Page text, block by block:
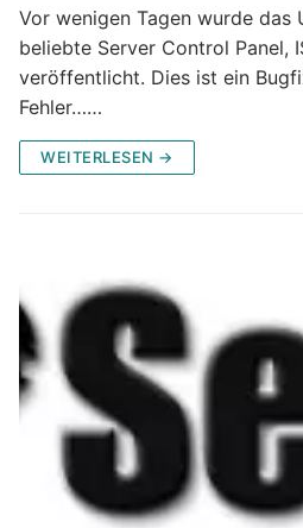
Vor wenigen Tagen wurde das
beliebte Server Control Panel,
veröffentlicht. Dies ist ein
Fehler……
WEITERLESEN →